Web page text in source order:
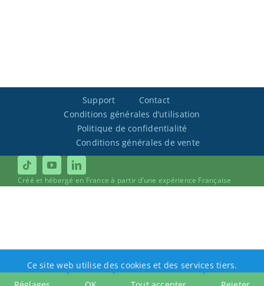
Support
Contact
Conditions générales d’utilisation
Politique de confidentialité
Conditions générales de vente
Créé et hébergé en France à partir d’une expérience Française
Ce site web utilise des cookies et des services tiers.